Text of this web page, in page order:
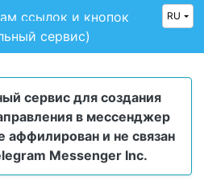
ссылок и кнопок
сервис)
RU
сервис для создания
в мессенджер
аффилирован и не связан
Messenger Inc.